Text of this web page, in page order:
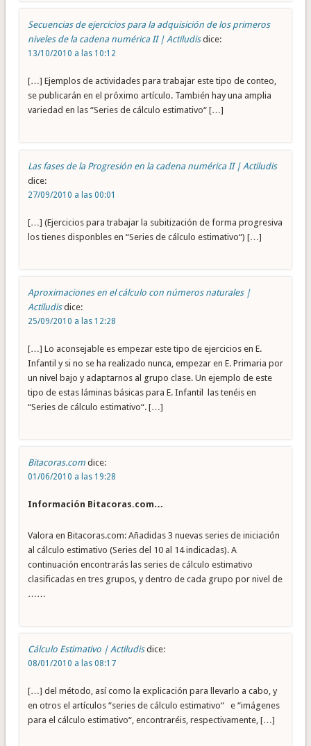
Secuencias de ejercicios para la adquisición de los primeros
niveles de la cadena numérica II | Actiludis dice:
13/10/2010 a las 10:12
[…] Ejemplos de actividades para trabajar este tipo de conteo,
se publicarán en el próximo artículo. También hay una amplia
variedad en las “Series de cálculo estimativo“ […]
Las fases de la Progresión en la cadena numérica II | Actiludis
dice:
27/09/2010 a las 00:01
[…] (Ejercicios para trabajar la subitización de forma progresiva
los tienes disponbles en “Series de cálculo estimativo“) […]
Aproximaciones en el cálculo con números naturales |
Actiludis dice:
25/09/2010 a las 12:28
[…] Lo aconsejable es empezar este tipo de ejercicios en E.
Infantil y si no se ha realizado nunca, empezar en E. Primaria por
un nivel bajo y adaptarnos al grupo clase. Un ejemplo de este
tipo de estas láminas básicas para E. Infantil las tenéis en
“Series de cálculo estimativo“. […]
Bitacoras.com dice:
01/06/2010 a las 19:28
Información Bitacoras.com…
Valora en Bitacoras.com: Añadidas 3 nuevas series de iniciación
al cálculo estimativo (Series del 10 al 14 indicadas). A
continuación encontrarás las series de cálculo estimativo
clasificadas en tres grupos, y dentro de cada grupo por nivel de
……
Cálculo Estimativo | Actiludis dice:
08/01/2010 a las 08:17
[…] del método, así como la explicación para llevarlo a cabo, y
en otros el artículos “series de cálculo estimativo“ e “imágenes
para el cálculo estimativo“, encontraréis, respectivamente, […]